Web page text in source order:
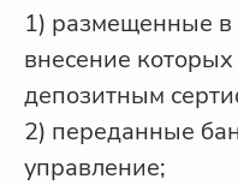
1) размещенные в
внесение
депозитным
2) переданные
управление;